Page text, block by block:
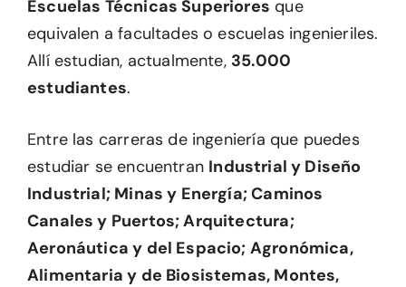
Escuelas Técnicas Superiores que
equivalen a facultades o escuelas ingenieriles.
Allí estudian, actualmente, 35.000
estudiantes.
Entre las carreras de ingeniería que puedes
estudiar se encuentran Industrial y Diseño
Industrial; Minas y Energía; Caminos
Canales y Puertos; Arquitectura;
Aeronáutica y del Espacio; Agronómica,
Alimentaria y de Biosistemas, Montes,